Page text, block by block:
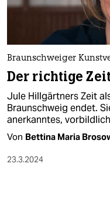
Braunschweiger
Der richtige
Jule Hillgärtners Zeit
Braunschweig endet.
anerkanntes,
Von Bettina Maria
23.3.2024